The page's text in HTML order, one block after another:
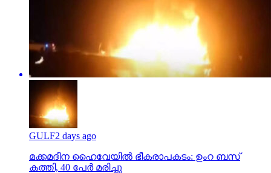
GULF2 days ago
മക്കമദീന ഹൈവേയില്‍ ഭീകരാപകടം: ഉംറ ബസ്
കത്തി, 40 പേര്‍ മരിച്ചു